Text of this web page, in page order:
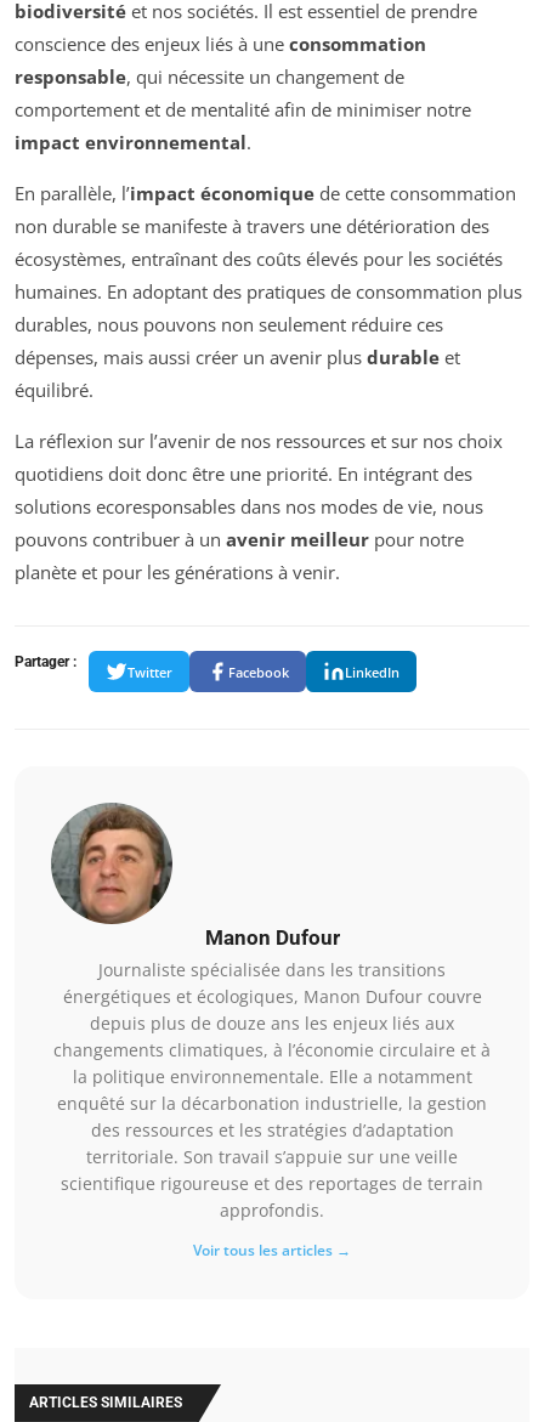
biodiversité et nos sociétés. Il est essentiel de prendre
conscience des enjeux liés à une consommation
responsable, qui nécessite un changement de
comportement et de mentalité afin de minimiser notre
impact environnemental.
En parallèle, l’impact économique de cette consommation
non durable se manifeste à travers une détérioration des
écosystèmes, entraînant des coûts élevés pour les sociétés
humaines. En adoptant des pratiques de consommation plus
durables, nous pouvons non seulement réduire ces
dépenses, mais aussi créer un avenir plus durable et
équilibré.
La réflexion sur l’avenir de nos ressources et sur nos choix
quotidiens doit donc être une priorité. En intégrant des
solutions ecoresponsables dans nos modes de vie, nous
pouvons contribuer à un avenir meilleur pour notre
planète et pour les générations à venir.
Partager :
Twitter Facebook LinkedIn
Manon Dufour
Journaliste spécialisée dans les transitions
énergétiques et écologiques, Manon Dufour couvre
depuis plus de douze ans les enjeux liés aux
changements climatiques, à l’économie circulaire et à
la politique environnementale. Elle a notamment
enquêté sur la décarbonation industrielle, la gestion
des ressources et les stratégies d’adaptation
territoriale. Son travail s’appuie sur une veille
scientifique rigoureuse et des reportages de terrain
approfondis.
Voir tous les articles →
ARTICLES SIMILAIRES